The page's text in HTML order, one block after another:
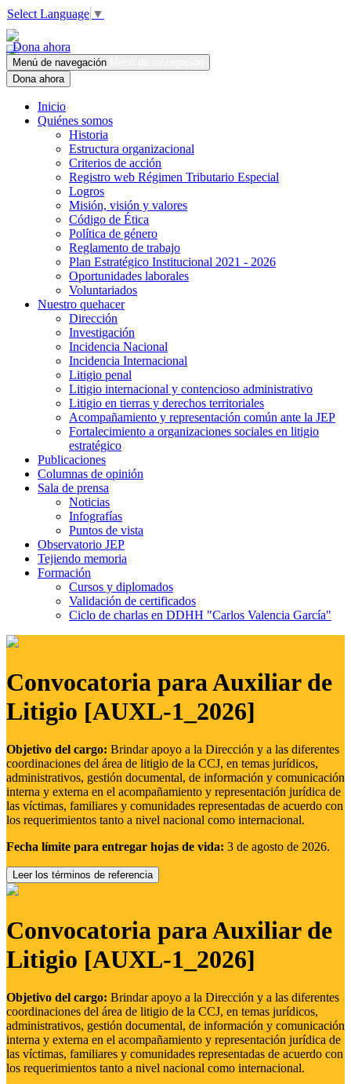
Select Language ▼
Dona ahora
Menú de navegación
Dona ahora
Inicio
Quiénes somos
Historia
Estructura organizacional
Criterios de acción
Registro web Régimen Tributario Especial
Logros
Misión, visión y valores
Código de Ética
Política de género
Reglamento de trabajo
Plan Estratégico Institucional 2021 - 2026
Oportunidades laborales
Voluntariados
Nuestro quehacer
Dirección
Investigación
Incidencia Nacional
Incidencia Internacional
Litigio penal
Litigio internacional y contencioso administrativo
Litigio en tierras y derechos territoriales
Acompañamiento y representación común ante la JEP
Fortalecimiento a organizaciones sociales en litigio
estratégico
Publicaciones
Columnas de opinión
Sala de prensa
Noticias
Infografías
Puntos de vista
Observatorio JEP
Tejiendo memoria
Formación
Cursos y diplomados
Validación de certificados
Ciclo de charlas en DDHH "Carlos Valencia García"
Convocatoria para Auxiliar de
Litigio [AUXL-1_2026]
Objetivo del cargo: Brindar apoyo a la Dirección y a las diferentes
coordinaciones del área de litigio de la CCJ, en temas jurídicos,
administrativos, gestión documental, de información y comunicación
interna y externa en el acompañamiento y representación jurídica de
las víctimas, familiares y comunidades representadas de acuerdo con
los requerimientos tanto a nivel nacional como internacional.
Fecha límite para entregar hojas de vida: 3 de agosto de 2026.
Leer los términos de referencia
Convocatoria para Auxiliar de
Litigio [AUXL-1_2026]
Objetivo del cargo: Brindar apoyo a la Dirección y a las diferentes
coordinaciones del área de litigio de la CCJ, en temas jurídicos,
administrativos, gestión documental, de información y comunicación
interna y externa en el acompañamiento y representación jurídica de
las víctimas, familiares y comunidades representadas de acuerdo con
los requerimientos tanto a nivel nacional como internacional.